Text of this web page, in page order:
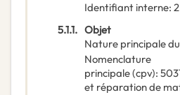
Identifiant interne: 2
5.1.1. Objet
Nature principale
Nomenclature
principale(cpv):
et réparation de